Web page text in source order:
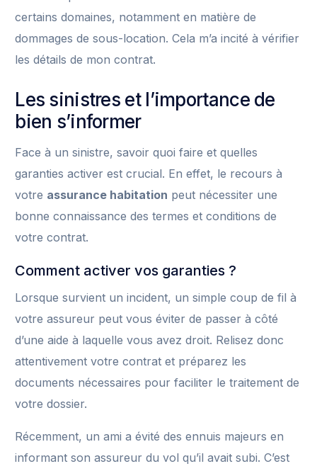
certains domaines, notamment en matière de
dommages de sous-location. Cela m’a incité à vérifier
les détails de mon contrat.
Les sinistres et l’importance de
bien s’informer
Face à un sinistre, savoir quoi faire et quelles
garanties activer est crucial. En effet, le recours à
votre assurance habitation peut nécessiter une
bonne connaissance des termes et conditions de
votre contrat.
Comment activer vos garanties ?
Lorsque survient un incident, un simple coup de fil à
votre assureur peut vous éviter de passer à côté
d’une aide à laquelle vous avez droit. Relisez donc
attentivement votre contrat et préparez les
documents nécessaires pour faciliter le traitement de
votre dossier.
Récemment, un ami a évité des ennuis majeurs en
informant son assureur du vol qu’il avait subi. C’est